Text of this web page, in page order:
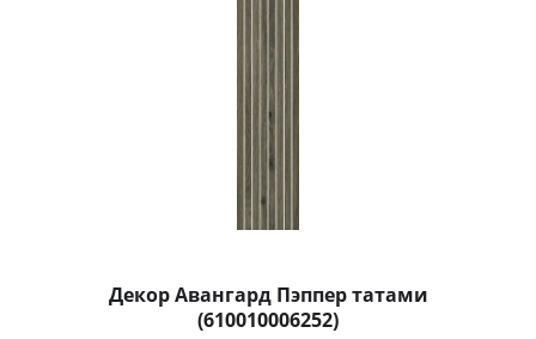
Декор Авангард Пэппер татами
(610010006252)